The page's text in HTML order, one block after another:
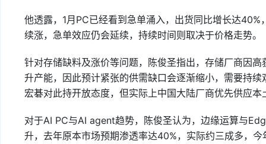
他透露，1月PC已经看到急单涌入，出货同比增长达
续涨，急单效应仍会延续，持续时间则取决于价格走势。
针对存储缺料及涨价等问题，陈俊圣指出，存储厂商因
升产能，因此预计紧张的供需缺口会逐渐缩小，需要持
宏碁对此持开放态度，但实际上中国大陆厂商优先供应
对于AI PC与AI agent趋势，陈俊圣认为，边缘运算与
升，去年原本市场预期渗透率达40%，实际约三成多，